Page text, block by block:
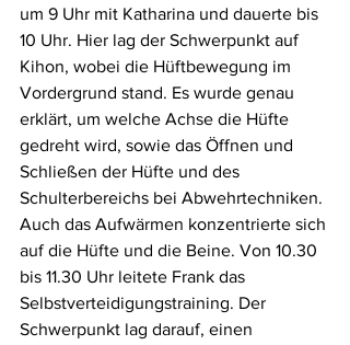
um 9 Uhr mit Katharina und dauerte bis
10 Uhr. Hier lag der Schwerpunkt auf
Kihon, wobei die Hüftbewegung im
Vordergrund stand. Es wurde genau
erklärt, um welche Achse die Hüfte
gedreht wird, sowie das Öffnen und
Schließen der Hüfte und des
Schulterbereichs bei Abwehrtechniken.
Auch das Aufwärmen konzentrierte sich
auf die Hüfte und die Beine. Von 10.30
bis 11.30 Uhr leitete Frank das
Selbstverteidigungstraining. Der
Schwerpunkt lag darauf, einen